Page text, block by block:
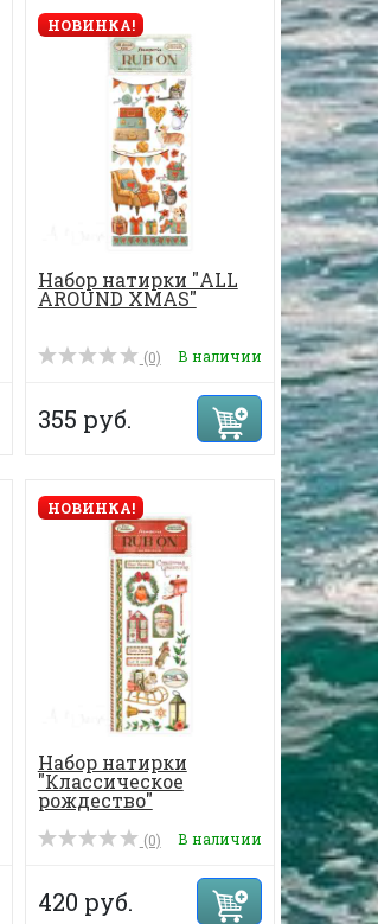
НОВИНКА!
Набор натирки "ALL
AROUND XMAS"
(0) В наличии
355 руб.
НОВИНКА!
Набор натирки
"Классическое
рождество"
(0) В наличии
420 руб.